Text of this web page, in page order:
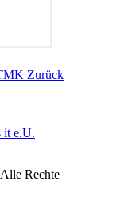
Zurück
it e.U.
Rechte